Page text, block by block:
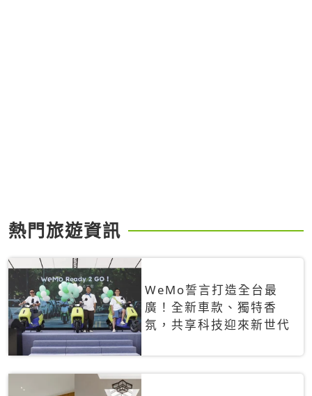
熱門旅遊資訊
WeMo誓言打造全台最
廣！全新車款、獨特香
氛，共享科技迎來新世代